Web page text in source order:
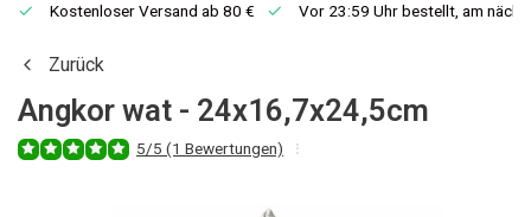
Kostenloser Versand ab 80 € Vor 23:59 Uhr bestellt, am
Zurück
Angkor wat - 24x16,7x24,5cm
5/5 (1 Bewertungen)